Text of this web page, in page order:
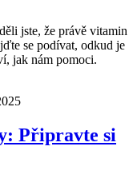
jste, že právě vitamin
se podívat, odkud je
jak nám pomoci.
Připravte si